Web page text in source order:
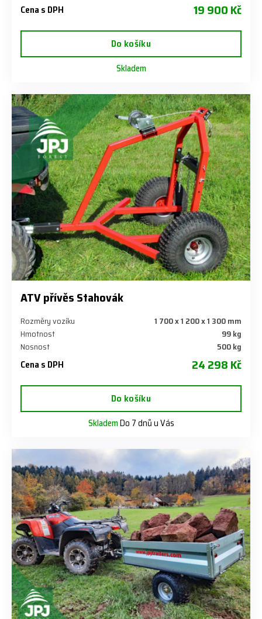
Cena s DPH 19 900 Kč
Do košíku
Skladem
ATV přívěs Stahovák
Rozměry vozíku
1 700 x 1 200 x 1 300 mm
Hmotnost
99 kg
Nosnost
500 kg
Cena s DPH 24 298 Kč
Do košíku
SklademDo 7 dnů u Vás